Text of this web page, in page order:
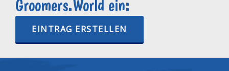
Groomers.World ein:
EINTRAG ERSTELLEN